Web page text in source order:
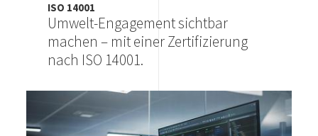
ISO 14001
Umwelt-Engagement sichtbar
machen – mit einer Zertifizierung
nach ISO 14001.